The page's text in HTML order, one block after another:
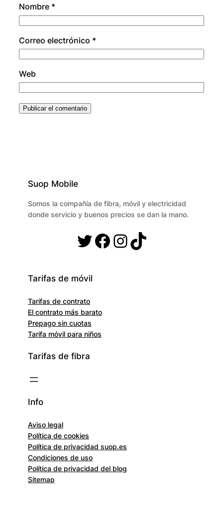
Nombre *
Correo electrónico *
Web
Suop Mobile
Somos la compañía de fibra, móvil y electricidad
donde servicio y buenos precios se dan la mano.
Twitter Facebook InstagramTikTok
Tarifas de móvil
Tarifas de contrato
El contrato más barato
Prepago sin cuotas
Tarifa móvil para niños
Tarifas de fibra
Info
Aviso legal
Política de cookies
Política de privacidad suop.es
Condiciones de uso
Política de privacidad del blog
Sitemap